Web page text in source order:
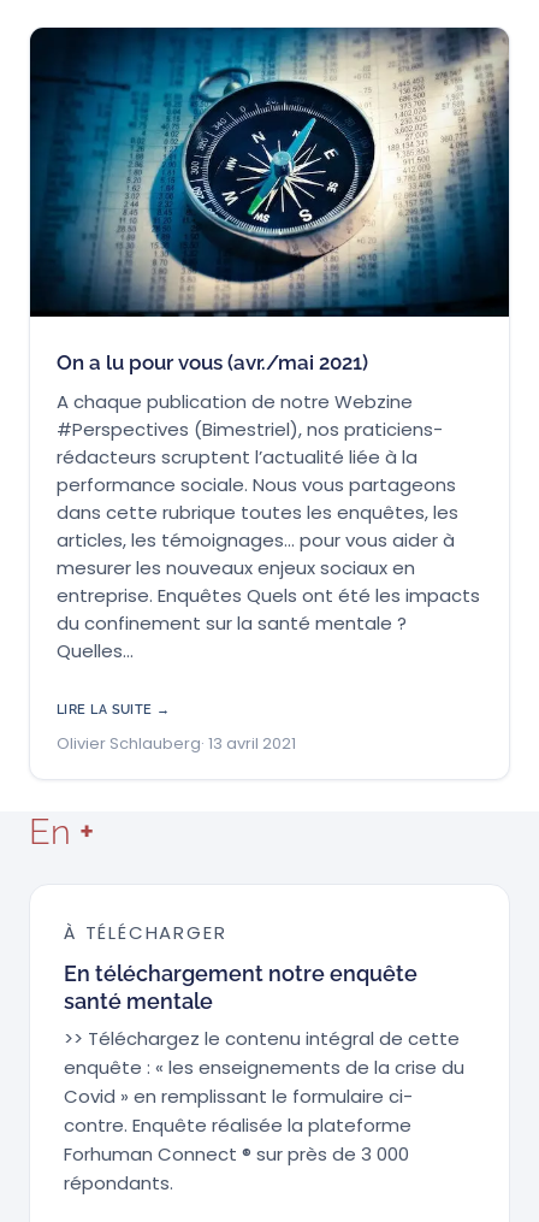
On a lu pour vous (avr./mai 2021)
A chaque publication de notre Webzine
#Perspectives (Bimestriel), nos praticiens-
rédacteurs scruptent l’actualité liée à la
performance sociale. Nous vous partageons
dans cette rubrique toutes les enquêtes, les
articles, les témoignages… pour vous aider à
mesurer les nouveaux enjeux sociaux en
entreprise. Enquêtes Quels ont été les impacts
du confinement sur la santé mentale ?
Quelles…
LIRE LA SUITE →
Olivier Schlauberg 13 avril 2021
En +
À TÉLÉCHARGER
En téléchargement notre enquête
santé mentale
>> Téléchargez le contenu intégral de cette
enquête : « les enseignements de la crise du
Covid » en remplissant le formulaire ci-
contre. Enquête réalisée la plateforme
Forhuman Connect ® sur près de 3 000
répondants.